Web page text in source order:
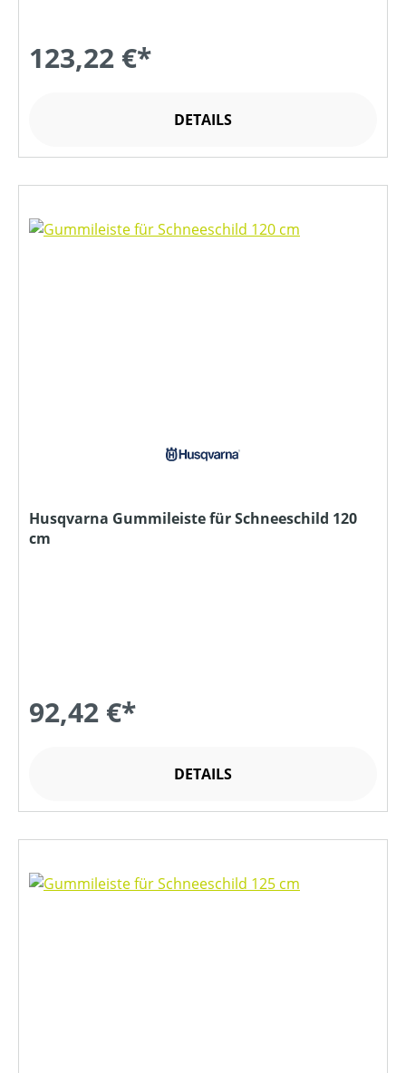
123,22 €*
DETAILS
Husqvarna Gummileiste für Schneeschild 120
cm
92,42 €*
DETAILS